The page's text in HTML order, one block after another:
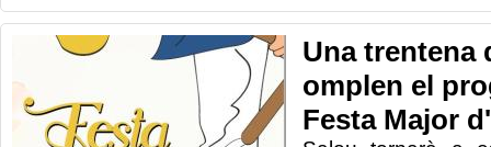
Una trentena
omplen el
Festa Major